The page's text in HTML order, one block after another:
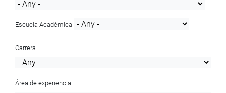
Escuela Académica
Carrera
Área de experiencia